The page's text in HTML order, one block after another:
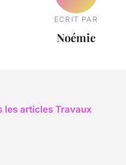
ECRIT PAR
Noémie
les articles Travaux